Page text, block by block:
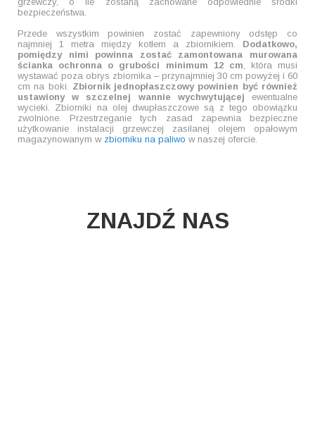
bezpieczeństwa.
Przede wszystkim powinien zostać zapewniony odstęp co
najmniej 1 metra między kotłem a zbiornikiem. Dodatkowo,
pomiędzy nimi powinna zostać zamontowana murowana
ścianka ochronna o grubości minimum 12 cm, która musi
wystawać poza obrys zbiornika – przynajmniej 30 cm powyżej i 60
cm na boki. Zbiornik jednopłaszczowy powinien być również
ustawiony w szczelnej wannie wychwytującej ewentualne
wycieki. Zbiorniki na olej dwupłaszczowe są z tego obowiązku
zwolnione. Przestrzeganie tych zasad zapewnia bezpieczne
użytkowanie instalacji grzewczej zasilanej olejem opałowym
magazynowanym w zbiorniku na paliwo w naszej ofercie.
ZNAJDŹ NAS